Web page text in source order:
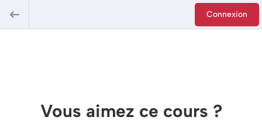
Connexion
Vous aimez ce cours ?